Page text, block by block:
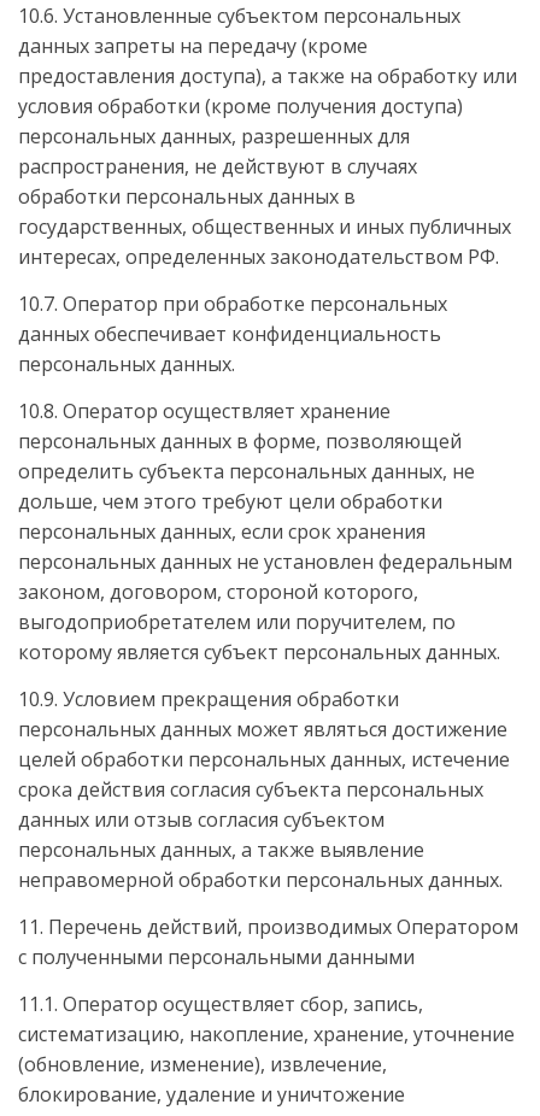
10.6. Установленные субъектом персональных
данных запреты на передачу (кроме
предоставления доступа), а также на обработку или
условия обработки (кроме получения доступа)
персональных данных, разрешенных для
распространения, не действуют в случаях
обработки персональных данных в
государственных, общественных и иных публичных
интересах, определенных законодательством РФ.
10.7. Оператор при обработке персональных
данных обеспечивает конфиденциальность
персональных данных.
10.8. Оператор осуществляет хранение
персональных данных в форме, позволяющей
определить субъекта персональных данных, не
дольше, чем этого требуют цели обработки
персональных данных, если срок хранения
персональных данных не установлен федеральным
законом, договором, стороной которого,
выгодоприобретателем или поручителем, по
которому является субъект персональных данных.
10.9. Условием прекращения обработки
персональных данных может являться достижение
целей обработки персональных данных, истечение
срока действия согласия субъекта персональных
данных или отзыв согласия субъектом
персональных данных, а также выявление
неправомерной обработки персональных данных.
11. Перечень действий, производимых Оператором
с полученными персональными данными
11.1. Оператор осуществляет сбор, запись,
систематизацию, накопление, хранение, уточнение
(обновление, изменение), извлечение,
блокирование, удаление и уничтожение